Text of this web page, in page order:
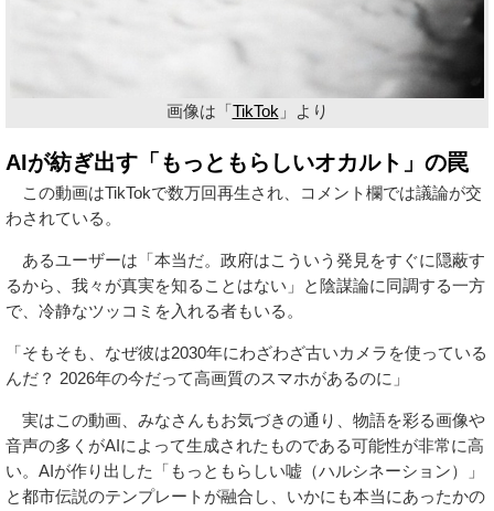
画像は「TikTok」より
AIが紡ぎ出す「もっともらしいオカルト」の罠
この動画はTikTokで数万回再生され、コメント欄では議論が交
わされている。
あるユーザーは「本当だ。政府はこういう発見をすぐに隠蔽す
るから、我々が真実を知ることはない」と陰謀論に同調する一方
で、冷静なツッコミを入れる者もいる。
「そもそも、なぜ彼は2030年にわざわざ古いカメラを使っている
んだ？ 2026年の今だって高画質のスマホがあるのに」
実はこの動画、みなさんもお気づきの通り、物語を彩る画像や
音声の多くがAIによって生成されたものである可能性が非常に高
い。AIが作り出した「もっともらしい嘘（ハルシネーション）」
と都市伝説のテンプレートが融合し、いかにも本当にあったかの